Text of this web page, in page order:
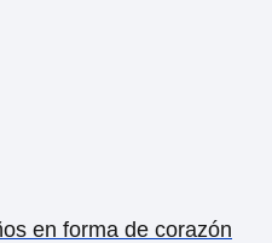
en forma de corazón